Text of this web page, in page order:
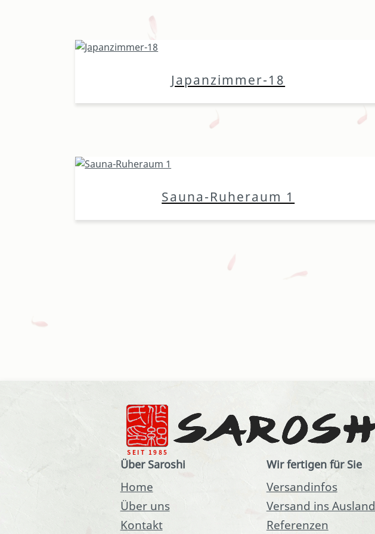
Japanzimmer-18
Sauna-Ruheraum 1
Über Saroshi
Home
Über uns
Kontakt
Wir fertigen für Sie
Versandinfos
Versand ins Ausland
Referenzen